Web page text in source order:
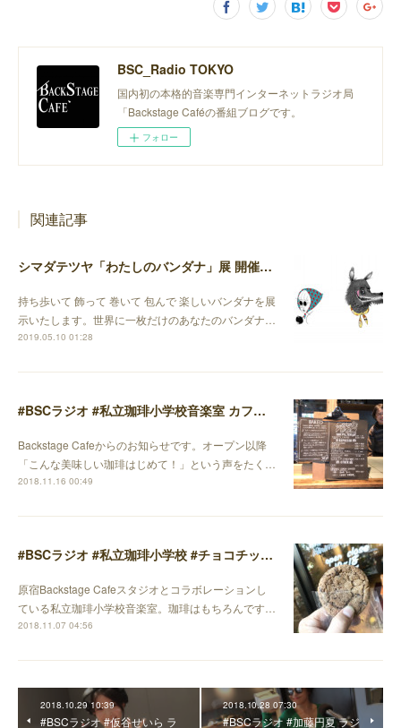
BSC_Radio TOKYO
国内初の本格的音楽専門インターネットラジオ局
「Backstage Caféの番組ブログです。
フォロー
関連記事
シマダテツヤ「わたしのバンダナ」展 開催6/1(土)-6/22(土)
持ち歩いて 飾って 巻いて 包んで 楽しいバンダナを展
示いたします。世界に一枚だけのあなたのバンダナ…
2019.05.10 01:28
#BSCラジオ #私立珈琲小学校音楽室 カフェメニューのご紹介
Backstage Cafeからのお知らせです。オープン以降
「こんな美味しい珈琲はじめて！」という声をたく…
2018.11.16 00:49
#BSCラジオ #私立珈琲小学校 #チョコチップクッキー
原宿Backstage Cafeスタジオとコラボレーションし
ている私立珈琲小学校音楽室。珈琲はもちろんです…
2018.11.07 04:56
2018.10.29 10:39
#BSCラジオ #仮谷せいら ラ
2018.10.28 07:30
#BSCラジオ #加藤円夏 ラジ